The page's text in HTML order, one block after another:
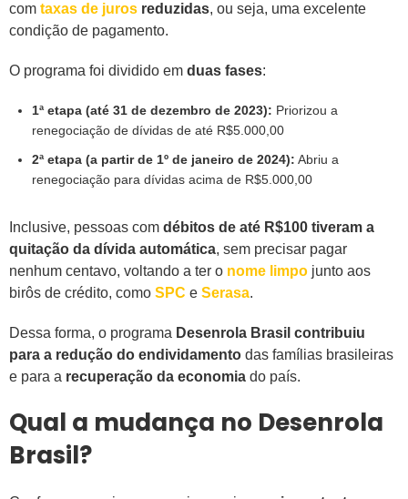
com taxas de juros reduzidas, ou seja, uma excelente
condição de pagamento.
O programa foi dividido em duas fases:
1ª etapa (até 31 de dezembro de 2023): Priorizou a
renegociação de dívidas de até R$5.000,00
2ª etapa (a partir de 1º de janeiro de 2024): Abriu a
renegociação para dívidas acima de R$5.000,00
Inclusive, pessoas com débitos de até R$100 tiveram a
quitação da dívida automática, sem precisar pagar
nenhum centavo, voltando a ter o nome limpo junto aos
birôs de crédito, como SPC e Serasa.
Dessa forma, o programa Desenrola Brasil contribuiu
para a redução do endividamento das famílias brasileiras
e para a recuperação da economia do país.
Qual a mudança no Desenrola
Brasil?